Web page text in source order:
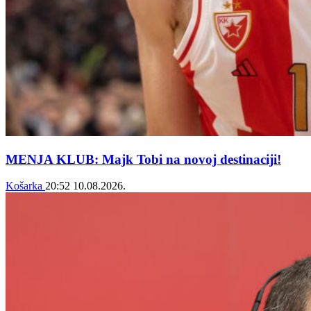
MENJA KLUB: Majk Tobi na novoj destinaciji!
Košarka 20:52 10.08.2026.